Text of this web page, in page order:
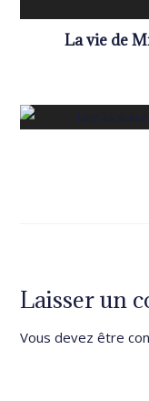
La vie de
Laisser un
Vous devez être